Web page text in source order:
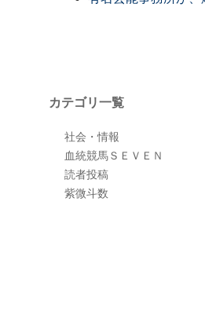
カテゴリ一覧
社会・情報
血統競馬ＳＥＶＥＮ
読者投稿
紫微斗数